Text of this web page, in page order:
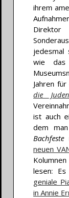
ihrem
jedesmal
wie
Jahren für
die
ist auch
dem
Bachfeste
neuen
lesen:
geniale
in Annie